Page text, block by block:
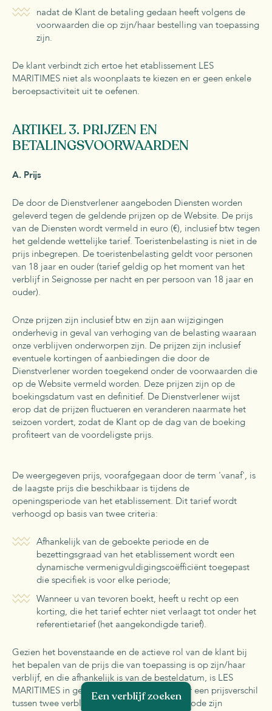
nadat de Klant de betaling gedaan heeft volgens de
voorwaarden die op zijn/haar bestelling van toepassing
zijn.
De klant verbindt zich ertoe het etablissement LES
MARITIMES niet als woonplaats te kiezen en er geen enkele
beroepsactiviteit uit te oefenen.
ARTIKEL 3. PRIJZEN EN
BETALINGSVOORWAARDEN
A. Prijs
De door de Dienstverlener aangeboden Diensten worden
geleverd tegen de geldende prijzen op de Website. De prijs
van de Diensten wordt vermeld in euro (€), inclusief btw tegen
het geldende wettelijke tarief. Toeristenbelasting is niet in de
prijs inbegrepen. De toeristenbelasting geldt voor personen
van 18 jaar en ouder (tarief geldig op het moment van het
verblijf in Seignosse per nacht en per persoon van 18 jaar en
ouder).
Onze prijzen zijn inclusief btw en zijn aan wijzigingen
onderhevig in geval van verhoging van de belasting waaraan
onze verblijven onderworpen zijn. De prijzen zijn inclusief
eventuele kortingen of aanbiedingen die door de
Dienstverlener worden toegekend onder de voorwaarden die
op de Website vermeld worden. Deze prijzen zijn op de
boekingsdatum vast en definitief. De Dienstverlener wijst
erop dat de prijzen fluctueren en veranderen naarmate het
seizoen vordert, zodat de Klant op de dag van de boeking
profiteert van de voordeligste prijs.
De weergegeven prijs, voorafgegaan door de term 'vanaf', is
de laagste prijs die beschikbaar is tijdens de
openingsperiode van het etablissement. Dit tarief wordt
verhoogd op basis van twee criteria:
Afhankelijk van de geboekte periode en de
bezettingsgraad van het etablissement wordt een
dynamische vermenigvuldigingscoëfficiënt toegepast
die specifiek is voor elke periode;
Wanneer u van tevoren boekt, heeft u recht op een
korting, die het tarief echter niet verlaagt tot onder het
referentietarief (het aangekondigde tarief).
Gezien het bovenstaande en de actieve rol van de klant bij
het bepalen van de prijs die van toepassing is op zijn/haar
verblijf, en die afhankelijk is van de besteldatum, is LES
MARITIMES in geen geval aansprakelijk voor een prijsverschil
tussen twee verblijven die voor dezelfde periode zijn
Een verblijf zoeken